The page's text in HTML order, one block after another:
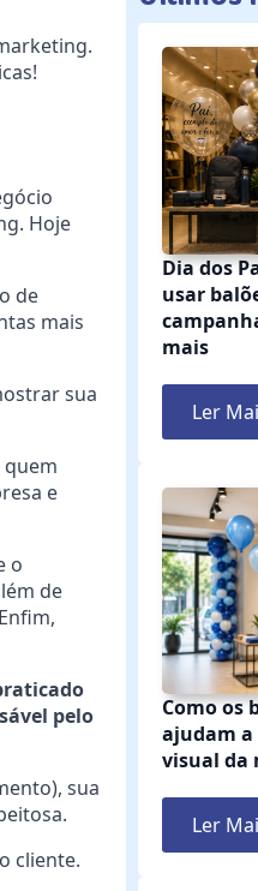
Hoje
de
mais
sua
e
o
de
pelo
sua
cliente.
Dia dos
usar
mais
Ler
Como os
ajudam
visual da
Ler